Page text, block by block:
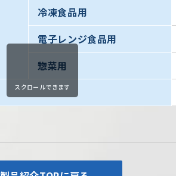
冷凍食品用
電子レンジ食品用
惣菜用
スクロールできます